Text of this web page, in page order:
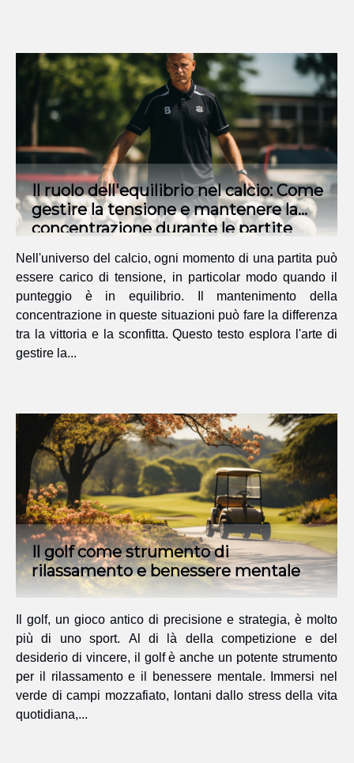
Il ruolo dell'equilibrio nel calcio: Come
gestire la tensione e mantenere la
concentrazione durante le partite
Nell'universo del calcio, ogni momento di una partita può
essere carico di tensione, in particolar modo quando il
punteggio è in equilibrio. Il mantenimento della
concentrazione in queste situazioni può fare la differenza
tra la vittoria e la sconfitta. Questo testo esplora l'arte di
gestire la...
Il golf come strumento di
rilassamento e benessere mentale
Il golf, un gioco antico di precisione e strategia, è molto
più di uno sport. Al di là della competizione e del
desiderio di vincere, il golf è anche un potente strumento
per il rilassamento e il benessere mentale. Immersi nel
verde di campi mozzafiato, lontani dallo stress della vita
quotidiana,...